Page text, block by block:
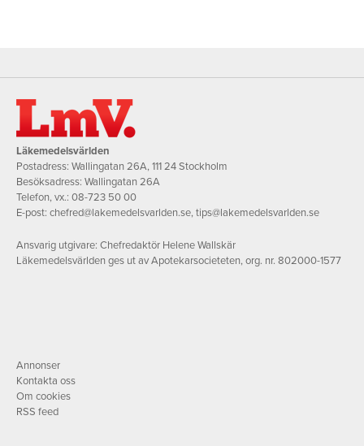
Läkemedelsvärlden
Postadress: Wallingatan 26A, 111 24 Stockholm
Besöksadress: Wallingatan 26A
Telefon, vx.: 08-723 50 00
E-post: chefred@lakemedelsvarlden.se,tips@lakemedelsvarlden.se
Ansvarig utgivare: Chefredaktör Helene Wallskär
Läkemedelsvärlden ges ut av Apotekarsocieteten, org. nr. 802000-1577
Annonser
Kontakta oss
Om cookies
RSS feed